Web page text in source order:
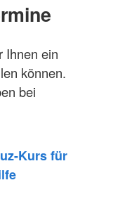
Ihnen ein
können.
bei
Kurs für